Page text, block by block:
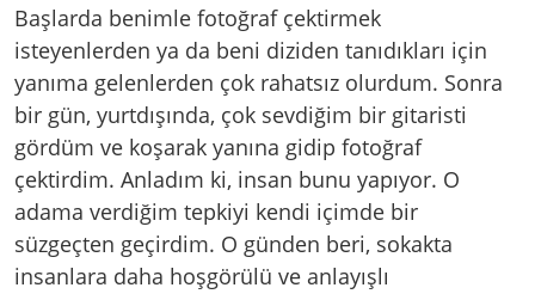
Başlarda benimle fotoğraf çektirmek
isteyenlerden ya da beni diziden tanıdıkları için
yanıma gelenlerden çok rahatsız olurdum. Sonra
bir gün, yurtdışında, çok sevdiğim bir gitaristi
gördüm ve koşarak yanına gidip fotoğraf
çektirdim. Anladım ki, insan bunu yapıyor. O
adama verdiğim tepkiyi kendi içimde bir
süzgeçten geçirdim. O günden beri, sokakta
insanlara daha hoşgörülü ve anlayışlı